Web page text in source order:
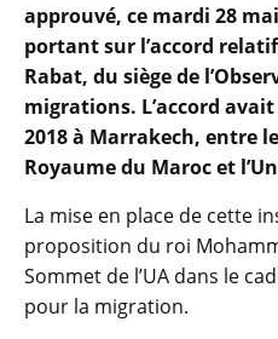
approuvé, ce mardi 28
portant sur l’accord
Rabat, du siège de
migrations. L’accord
2018 à Marrakech, entre
Royaume du Maroc et
La mise en place de cette
proposition du roi
Sommet de l’UA dans le
pour la migration.